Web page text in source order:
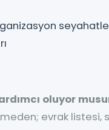
oluyor
evrak listesi,